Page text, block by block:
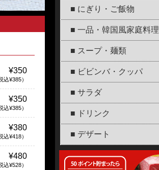
¥350
込¥385）
¥350
込¥385）
¥380
込¥418）
¥480
込¥528）
■ にぎり・ご飯物
■ 一品・韓国風家庭料理
■ スープ・麺類
■ ビビンバ・クッパ
■ サラダ
■ ドリンク
■ デザート